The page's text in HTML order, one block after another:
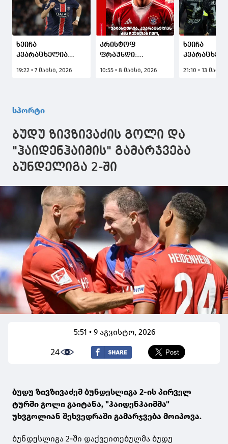
ხვიჩა
კვარაცხელია
კვირის სიმბოლურ
19:22 • 7 მაისი, 2026
კრისტოფ
ფრაუნდი:
დავადასტურო,
10:55 • 8 მაისი, 2026
ხვიჩა
21:10 • 13
სპორტი
ბუდუ ზივზივაძის გოლი და
"ჰაიდენჰაიმის" გამარჯვება
ბუნდელიგა 2-ში
5:51 • 9 აგვისტო, 2026
24
ბუდუ ზივზივაძემ ბუნდესლიგა 2-ის პირველ
ტურში გოლი გაიტანა, "ჰაიდენჰაიმმა"
უხვგოლიან შეხვედრაში გამარჯვება მოიპოვა.
ბუნდესლიგა 2-ში დაქვეითებულმა ბუდუ